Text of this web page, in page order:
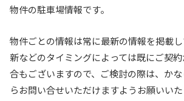
物件の駐車場情報です。
物件ごとの情報は常に最新の情報を掲載
新などのタイミングによっては既にご契
合もございますので、ご検討の際は、か
らお問い合せいただけますようお願いいた